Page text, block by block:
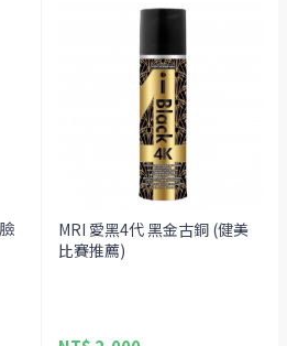
MRI 愛黑4代 黑金古銅 (健美
比賽推薦)